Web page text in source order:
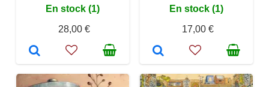
En stock (1)
28,00 €
En stock (1)
17,00 €